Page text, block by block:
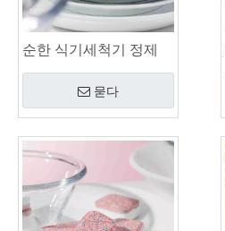
순한 식기세척기 정제
묻다